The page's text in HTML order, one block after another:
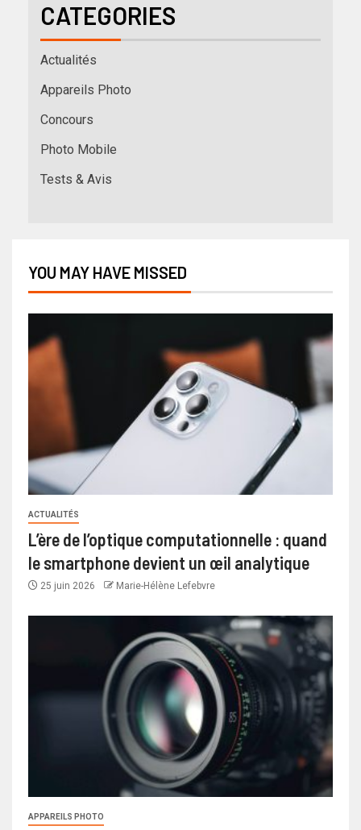
CATEGORIES
Actualités
Appareils Photo
Concours
Photo Mobile
Tests & Avis
YOU MAY HAVE MISSED
ACTUALITÉS
L’ère de l’optique computationnelle : quand
le smartphone devient un œil analytique
25 juin 2026 Marie-Hélène Lefebvre
APPAREILS PHOTO